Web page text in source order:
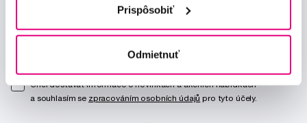
Prispôsobiť
Odmietnuť
Chci dostávat informace o novinkách a akčních nabídkách
a souhlasím se zpracováním osobních údajů pro tyto účely.